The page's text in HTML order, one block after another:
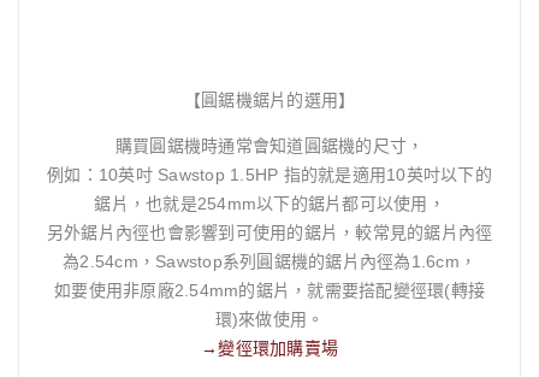
【圓鋸機鋸片的選用】
購買圓鋸機時通常會知道圓鋸機的尺寸，
例如：10英吋 Sawstop 1.5HP 指的就是適用10英吋以下的
鋸片，也就是254mm以下的鋸片都可以使用，
另外鋸片內徑也會影響到可使用的鋸片，較常見的鋸片內徑
為2.54cm，Sawstop系列圓鋸機的鋸片內徑為1.6cm，
如要使用非原廠2.54mm的鋸片，就需要搭配變徑環(轉接
環)來做使用。
→變徑環加購賣場